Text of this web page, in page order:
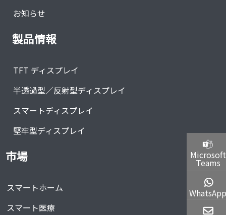
お知らせ
製品情報
TFT ディスプレイ
半透過型／反射型ディスプレイ
スマートディスプレイ
堅牢型ディスプレイ
市場
スマートホーム
スマート医療
Microsoft
Teams
WhatsApp